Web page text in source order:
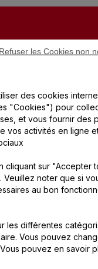
POUR
des cookies
"Cookies") pour
et vous fournir des
vos activités en ligne
sur "Accepter
noter que si
au bon
les différentes
Vous pouvez
pouvez en savoir
Refuser les Cookies non